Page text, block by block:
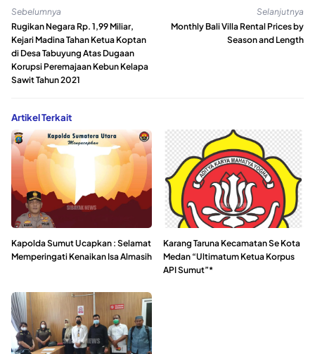
Sebelumnya
Rugikan Negara Rp. 1,99 Miliar,
Kejari Madina Tahan Ketua Koptan
di Desa Tabuyung Atas Dugaan
Korupsi Peremajaan Kebun Kelapa
Sawit Tahun 2021
Selanjutnya
Monthly Bali Villa Rental Prices by
Season and Length
Artikel Terkait
Kapolda Sumut Ucapkan : Selamat
Memperingati Kenaikan Isa Almasih
Karang Taruna Kecamatan Se Kota
Medan “Ultimatum Ketua Korpus
API Sumut”*